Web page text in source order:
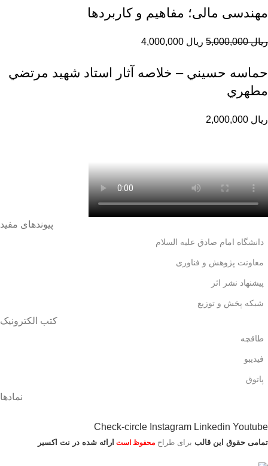
مهندسی مالی؛ مفاهیم و کاربردها
ریال5,000,000 ریال
حماسه حسيني – خلاصه آثار استاد شهيد مرتضي
مطهري
ریال
پیوندهای مفید
دانشگاه امام صادق علیه السلام
معاونت پژوهش و فناوری
پیشنهاد نشر اثر
شبکه پخش و توزیع
کتب الکترونیک
طاقچه
فیدیبو
پاتوق
نمادها
Check-circle Instagram Linkedin Youtube
تمامی حقوق این قالب برای طراح محفوظ است ارائه شده در نت اکسیر